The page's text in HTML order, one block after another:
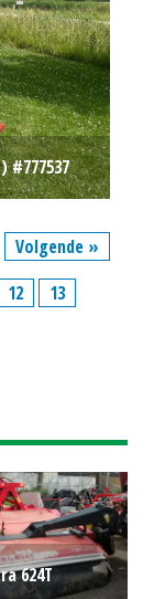
#777537
Volgende »
12
13
624T